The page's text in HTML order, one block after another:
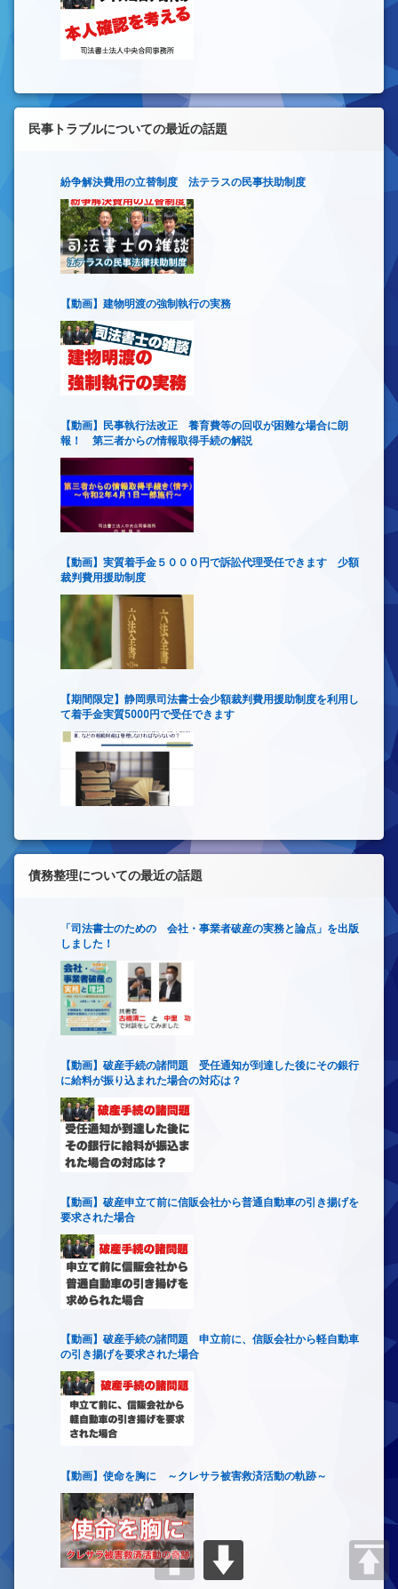
民事トラブルについての最近の話題
紛争解決費用の立替制度 法テラスの民事扶助制度
【動画】建物明渡の強制執行の実務
【動画】民事執行法改正 養育費等の回収が困難な場合に朗
報！ 第三者からの情報取得手続の解説
【動画】実質着手金５０００円で訴訟代理受任できます 少額
裁判費用援助制度
【期間限定】静岡県司法書士会少額裁判費用援助制度を利用し
て着手金実質5000円で受任できます
債務整理についての最近の話題
「司法書士のための 会社・事業者破産の実務と論点」を出版
しました！
【動画】破産手続の諸問題 受任通知が到達した後にその銀行
に給料が振り込まれた場合の対応は？
【動画】破産申立て前に信販会社から普通自動車の引き揚げを
要求された場合
【動画】破産手続の諸問題 申立前に、信販会社から軽自動車
の引き揚げを要求された場合
【動画】使命を胸に ～クレサラ被害救済活動の軌跡～